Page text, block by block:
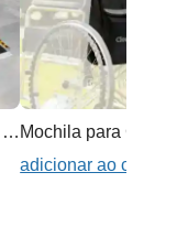
Rampa para Cadeira de Rodas ou Scooter
adicionar ao carrinho